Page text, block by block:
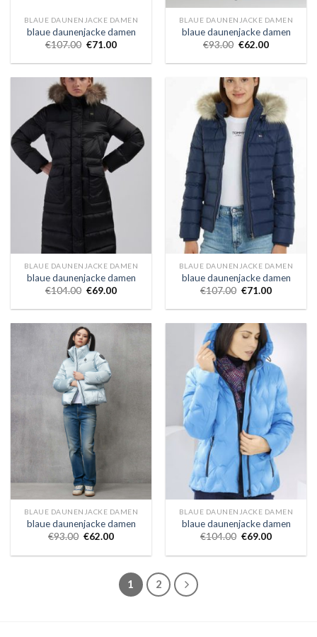
BLAUE DAUNENJACKE DAMEN
blaue daunenjacke damen
€107.00 €71.00
BLAUE DAUNENJACKE DAMEN
blaue daunenjacke damen
€93.00 €62.00
BLAUE DAUNENJACKE DAMEN
blaue daunenjacke damen
€104.00 €69.00
BLAUE DAUNENJACKE DAMEN
blaue daunenjacke damen
€107.00 €71.00
BLAUE DAUNENJACKE DAMEN
blaue daunenjacke damen
€93.00 €62.00
BLAUE DAUNENJACKE DAMEN
blaue daunenjacke damen
€104.00 €69.00
1 2